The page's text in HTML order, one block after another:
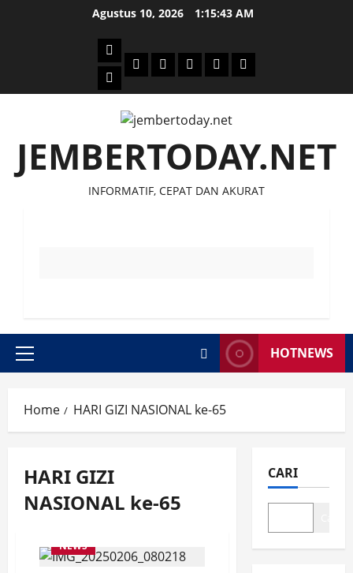
Agustus 10, 2026 1:15:43 AM
Beranda
News
PolitikOtomotifEkonomiSosialtentang
JEMBERTODAY.NET
INFORMATIF, CEPAT DAN AKURAT
Primary
HOTNEWS
Home HARI GIZI NASIONAL ke-65
HARI GIZI
NASIONAL ke-65
NEWS
CARI